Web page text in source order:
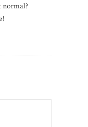
normal?